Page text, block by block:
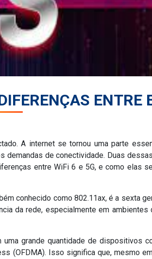
ENTRE
A internet se tornou uma parte
de conectividade. Duas
entre WiFi 6 e 5G, e como elas
conhecido como 802.11ax, é a sexta
da rede, especialmente em
grande quantidade de dispositivos
(OFDMA). Isso significa que, mesmo